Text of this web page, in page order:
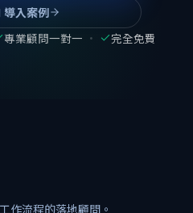
導入案例
專業顧問一對一 · 完全免費
作流程的落地顧問。